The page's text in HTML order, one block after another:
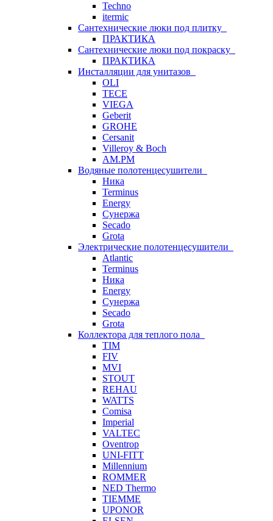
Techno
itermic
Сантехнические люки под плитку
ПРАКТИКА
Сантехнические люки под покраску
ПРАКТИКА
Инсталляции для унитазов
OLI
TECE
VIEGA
Geberit
GROHE
Cersanit
Villeroy & Boch
AM.PM
Водяные полотенцесушители
Ника
Terminus
Energy
Сунержа
Secado
Grota
Электрические полотенцесушители
Atlantic
Terminus
Ника
Energy
Сунержа
Secado
Grota
Коллектора для теплого пола
TIM
FIV
MVI
STOUT
REHAU
WATTS
Comisa
Imperial
VALTEC
Oventrop
UNI-FITT
Millennium
ROMMER
NED Thermo
TIEMME
UPONOR